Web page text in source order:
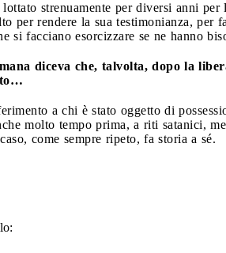
strenuamente per diversi anni
per rendere la sua testimonianza, per
si facciano esorcizzare se ne hanno
diceva che, talvolta, dopo la
a chi è stato oggetto di
molto tempo prima, a riti satanici,
come sempre ripeto, fa storia a sé.